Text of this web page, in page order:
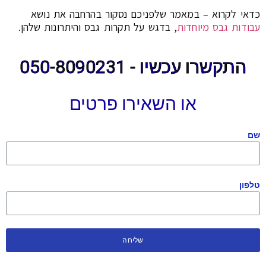
כדאי לקרוא – במאמר שלפניכם נסקור בהרחבה את נושא
עבודות גבס מיוחדות, בדגש על תקרות גבס והיתרונות שלהן.
התקשרו עכשיו - 050-8090231
או השאירו פרטים
שם
טלפון
שליחה